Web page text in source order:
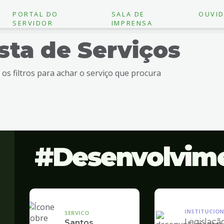
PORTAL DO
SERVIDOR
SALA DE
IMPRENSA
de Serviços
os filtros para achar o serviço que procura
SERVICO